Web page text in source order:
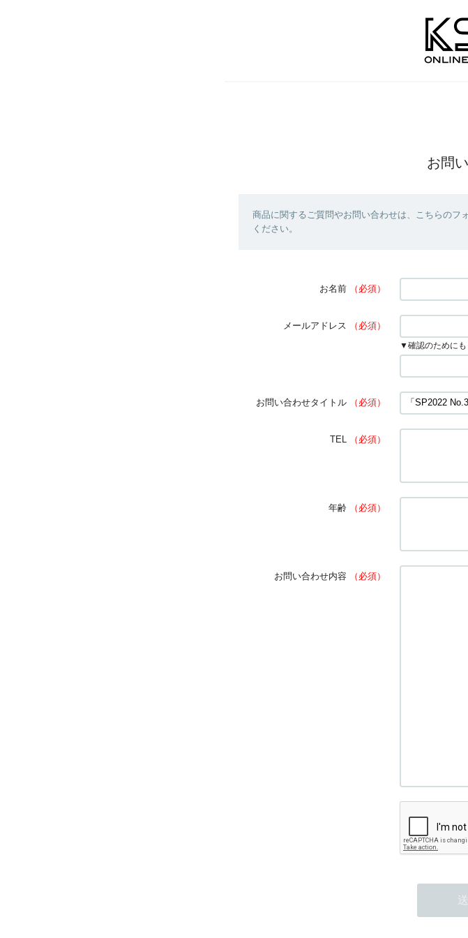
お問
商品に関するご質問やお問い合わせは、こちらのフ
ください。
お名前 （必須）
メールアドレス （必須）
▼確認のためにも
お問い合わせタイトル （必須）
TEL （必須）
年齢 （必須）
お問い合わせ内容 （必須）